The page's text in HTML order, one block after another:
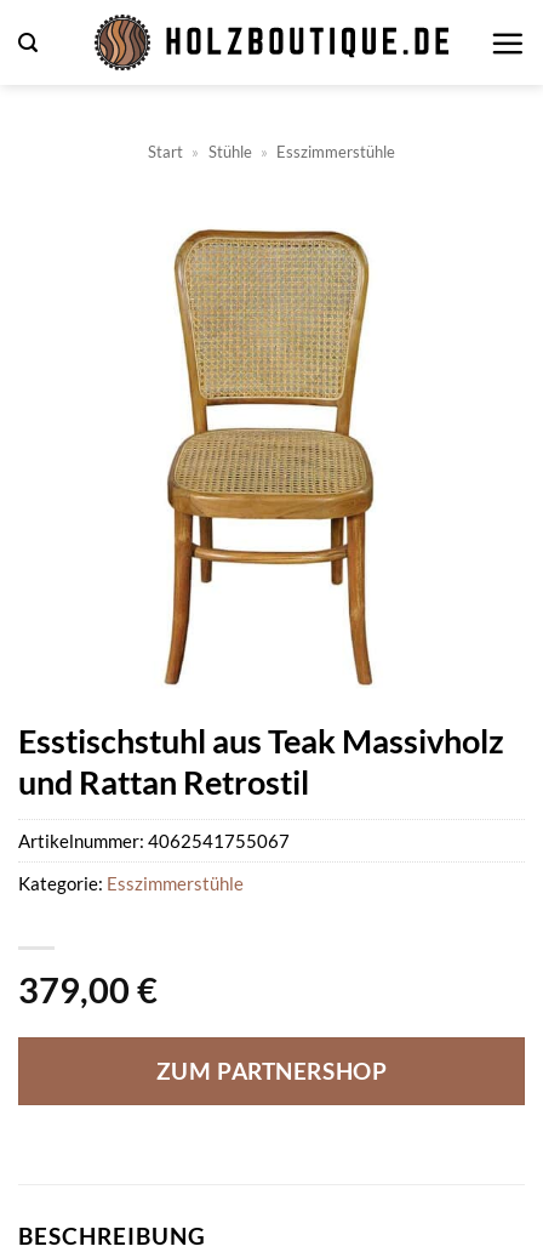
Inhalt
Start » Stühle » Esszimmerstühle
Esstischstuhl aus Teak Massivholz
und Rattan Retrostil
379,00 €
ZUM PARTNERSHOP
Artikelnummer: 4062541755067
Kategorie: Esszimmerstühle
BESCHREIBUNG